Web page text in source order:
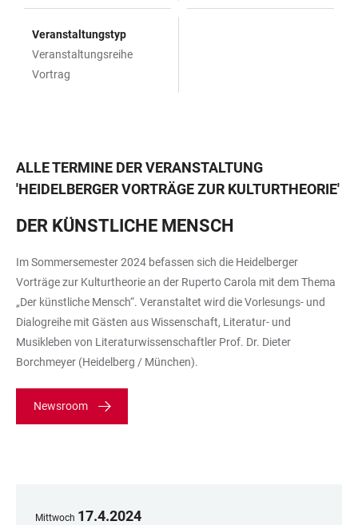
Veranstaltungstyp
Veranstaltungsreihe
Vortrag
ALLE TERMINE DER VERANSTALTUNG
'HEIDELBERGER VORTRÄGE ZUR KULTURTHEORIE'
DER KÜNSTLICHE MENSCH
Im Sommersemester 2024 befassen sich die Heidelberger
Vorträge zur Kulturtheorie an der Ruperto Carola mit dem Thema
„Der künstliche Mensch“. Veranstaltet wird die Vorlesungs- und
Dialogreihe mit Gästen aus Wissenschaft, Literatur- und
Musikleben von Literaturwissenschaftler Prof. Dr. Dieter
Borchmeyer (Heidelberg / München).
Newsroom
Mittwoch 17.4.2024